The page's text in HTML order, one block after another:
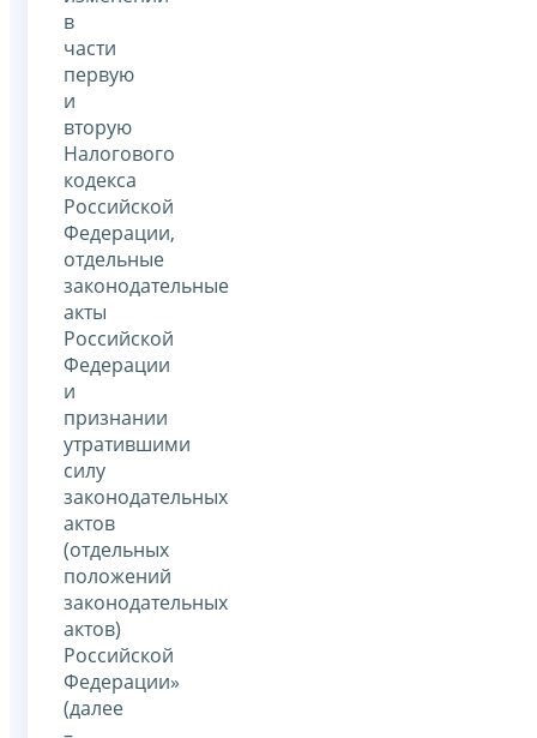
в
части
первую
и
вторую
Налогового
кодекса
Российской
Федерации,
отдельные
законодательные
акты
Российской
Федерации
и
признании
утратившими
силу
законодательных
актов
(отдельных
положений
законодательных
актов)
Российской
Федерации»
(далее